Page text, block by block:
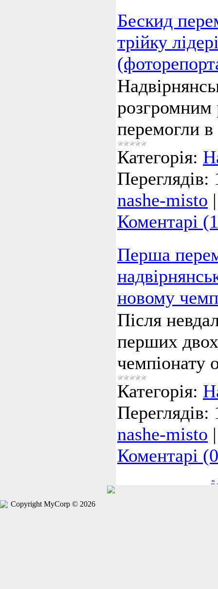
Бескид
трійку
розгромним
перемогли
Категорія:
Переглядів:
nashe-misto
Коментарі
Перша
новому
Після
перших
чемпіонату
Категорія:
Переглядів:
nashe-misto
Коментарі
«
Copyright MyCorp © 2026